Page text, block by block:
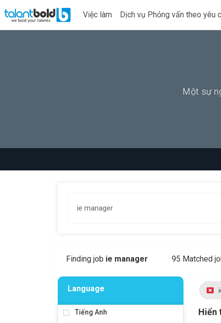
Việc làm Dịch vụ Phỏng vấn theo yêu
Một sự
Finding job ie manager 95 Matched
Language
Tiếng Anh
Hiển